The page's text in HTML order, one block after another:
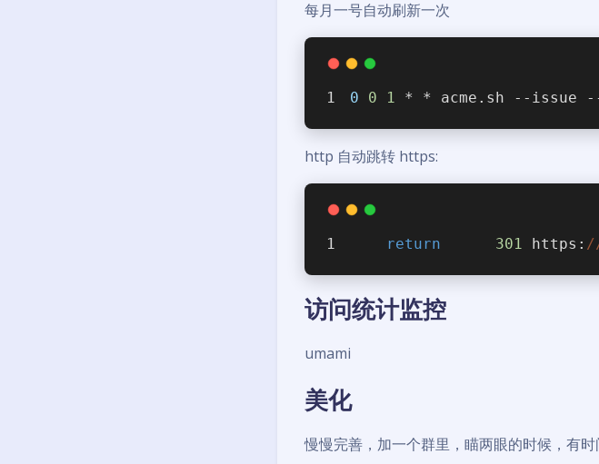
每月一号自动刷新一次
0 0 1 * * acme.sh --issue
http 自动跳转 https:
return 301 https:
访问统计监控
umami
美化
慢慢完善，加一个群里，瞄两眼的时候，有时